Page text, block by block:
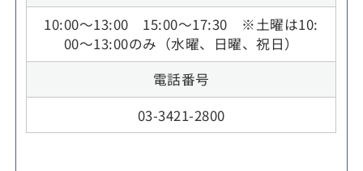
10:00～13:00 15:00～17:30 ※土曜は10:
00～13:00のみ（水曜、日曜、祝日）
電話番号
03-3421-2800